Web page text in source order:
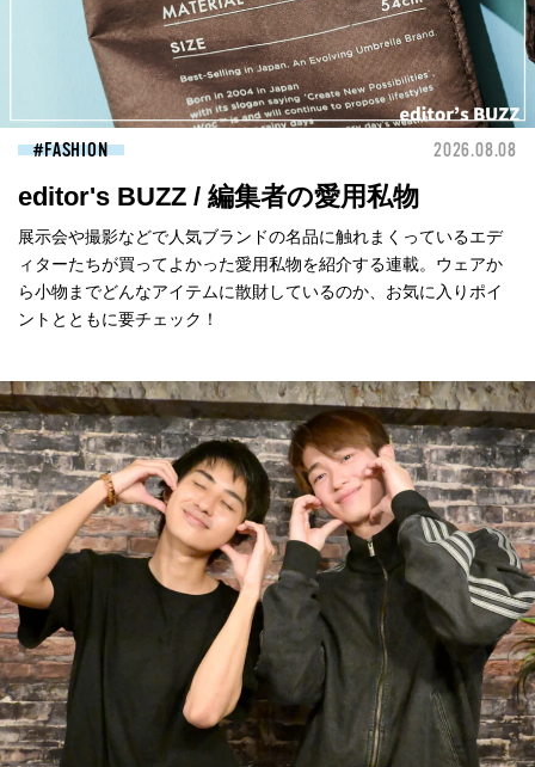
FASHION 2026.08.08
editor's BUZZ / 編集者の愛用私物
展示会や撮影などで人気ブランドの名品に触れまくっているエデ
ィターたちが買ってよかった愛用私物を紹介する連載。ウェアか
ら小物までどんなアイテムに散財しているのか、お気に入りポイ
ントとともに要チェック！